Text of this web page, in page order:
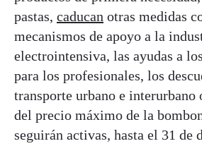
pastas, caducan otras medidas
mecanismos de apoyo a la
electrointensiva, las ayudas a
para los profesionales, los
transporte urbano e
del precio máximo de la
seguirán activas, hasta el 31 de